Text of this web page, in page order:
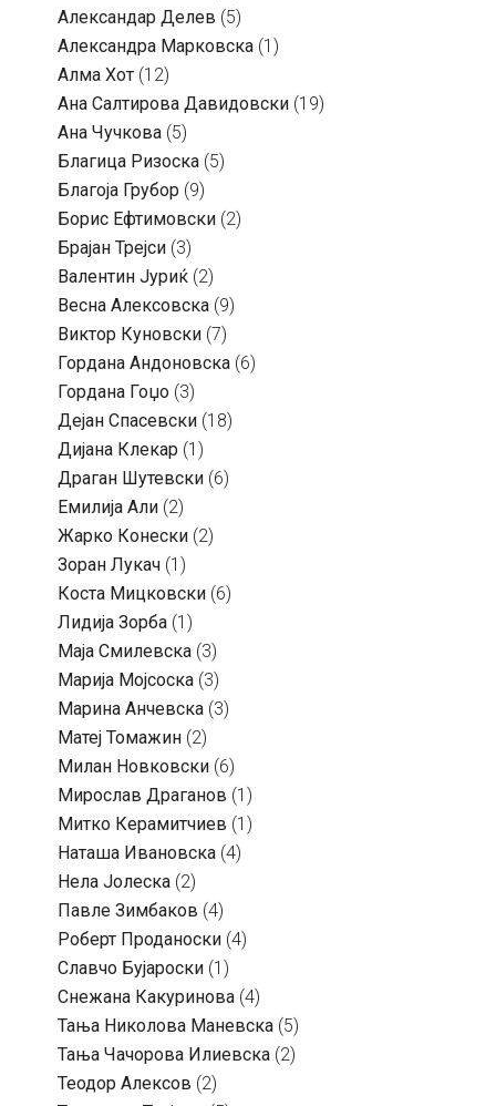
Александар Делев (5)
Александра Марковска (1)
Алма Хот (12)
Ана Салтирова Давидовски (19)
Ана Чучкова (5)
Благица Ризоска (5)
Благоја Грубор (9)
Борис Ефтимовски (2)
Брајан Трејси (3)
Валентин Јуриќ (2)
Весна Алексовска (9)
Виктор Куновски (7)
Гордана Андоновска (6)
Гордана Гоџо (3)
Дејан Спасевски (18)
Дијана Клекар (1)
Драган Шутевски (6)
Емилија Али (2)
Жарко Конески (2)
Зоран Лукач (1)
Коста Мицковски (6)
Лидија Зорба (1)
Маја Смилевска (3)
Марија Мојсоска (3)
Марина Анчевска (3)
Матеј Томажин (2)
Милан Новковски (6)
Мирослав Драганов (1)
Митко Керамитчиев (1)
Наташа Ивановска (4)
Нела Јолеска (2)
Павле Зимбаков (4)
Роберт Проданоски (4)
Славчо Бујароски (1)
Снежана Какуринова (4)
Тања Николова Маневска (5)
Тања Чачорова Илиевска (2)
Теодор Алексов (2)